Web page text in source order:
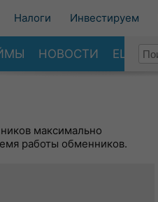
Налоги Инвестируем
НОВОСТИ ЕЩЕ
максимально
работы обменников.